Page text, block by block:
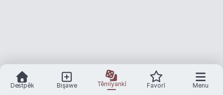
Destpêk Bişawe Têmîyankî Favorî Menu